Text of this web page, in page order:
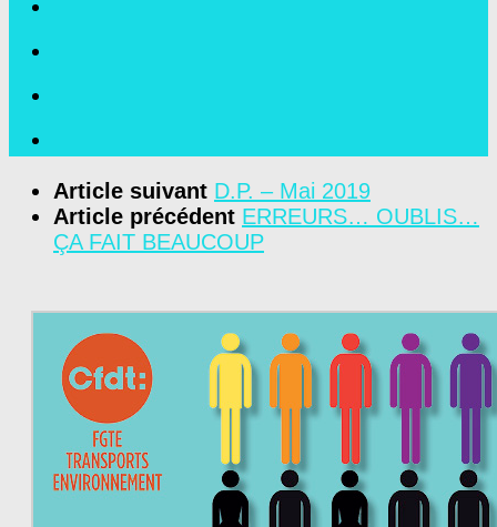
Article suivant D.P. – Mai 2019
Article précédent ERREURS… OUBLIS…
ÇA FAIT BEAUCOUP